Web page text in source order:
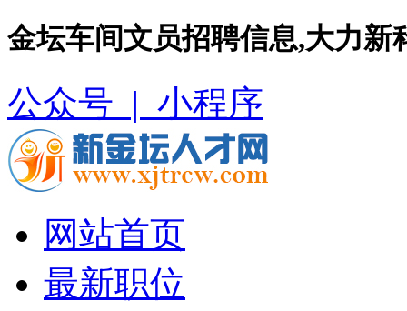
金坛车间文员招聘信息,大力
公众号 | 小程序
网站首页
最新职位